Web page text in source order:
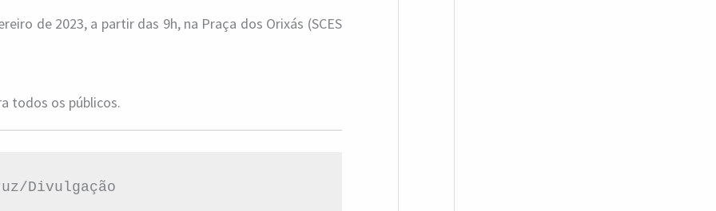
de 2023, a partir das 9h, na Praça dos Orixás (SCES
todos os públicos.
Divulgação